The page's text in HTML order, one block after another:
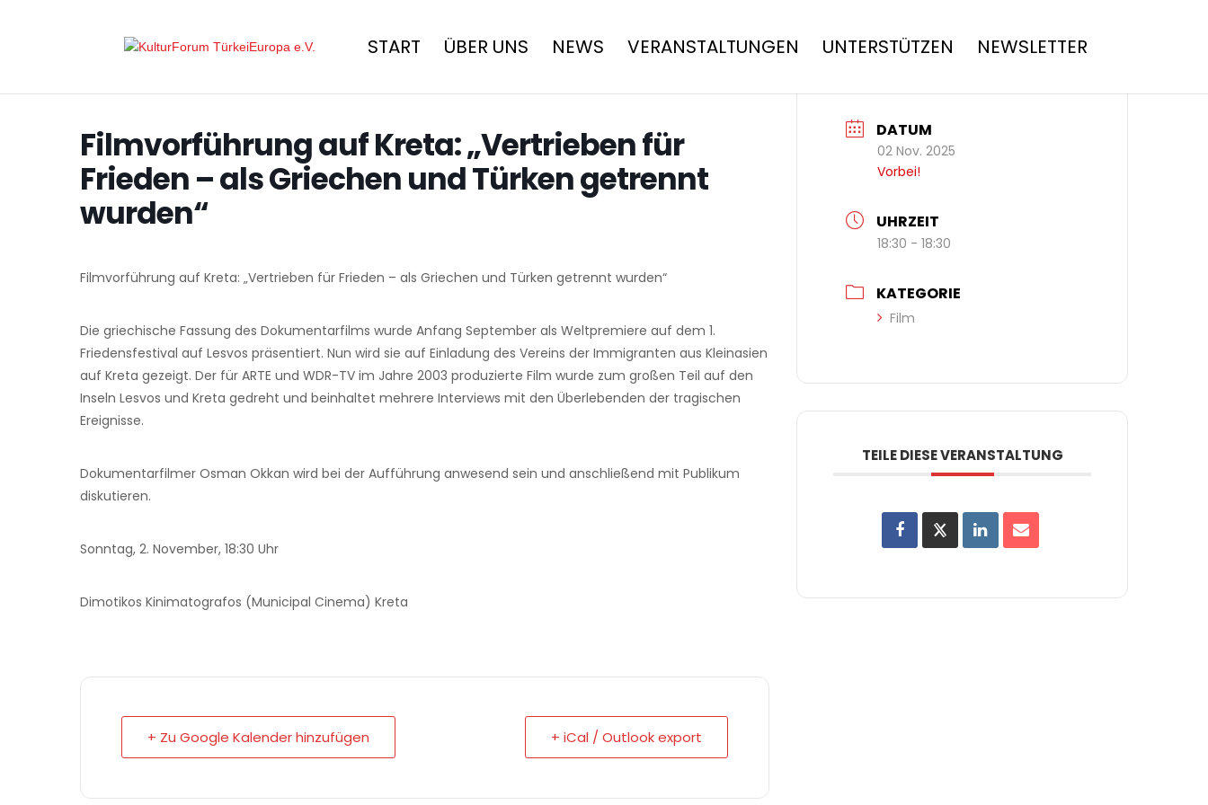
START ÜBER UNS NEWS VERANSTALTUNGEN UNTERSTÜTZEN NEWSLETTER
Filmvorführung auf Kreta: „Vertrieben für
Frieden – als Griechen und Türken getrennt
wurden“
Filmvorführung auf Kreta: „Vertrieben für Frieden – als Griechen und Türken getrennt wurden“
Die griechische Fassung des Dokumentarfilms wurde Anfang September als Weltpremiere auf dem 1.
Friedensfestival auf Lesvos präsentiert. Nun wird sie auf Einladung des Vereins der Immigranten aus Kleinasien
auf Kreta gezeigt. Der für ARTE und WDR-TV im Jahre 2003 produzierte Film wurde zum großen Teil auf den
Inseln Lesvos und Kreta gedreht und beinhaltet mehrere Interviews mit den Überlebenden der tragischen
Ereignisse.
Dokumentarfilmer Osman Okkan wird bei der Aufführung anwesend sein und anschließend mit Publikum
diskutieren.
Sonntag, 2. November, 18:30 Uhr
Dimotikos Kinimatografos (Municipal Cinema) Kreta
+ Zu Google Kalender hinzufügen + iCal / Outlook export
DATUM
02 Nov. 2025
Vorbei!
UHRZEIT
18:30 - 18:30
KATEGORIE
Film
TEILE DIESE VERANSTALTUNG